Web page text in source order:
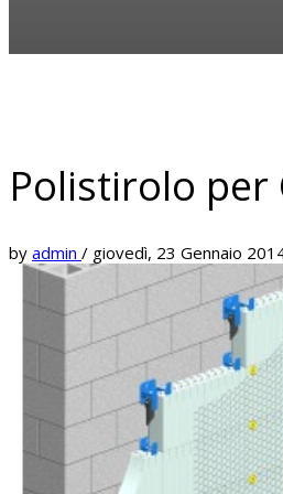
Polistirolo per
by admin / giovedì, 23 Gennaio